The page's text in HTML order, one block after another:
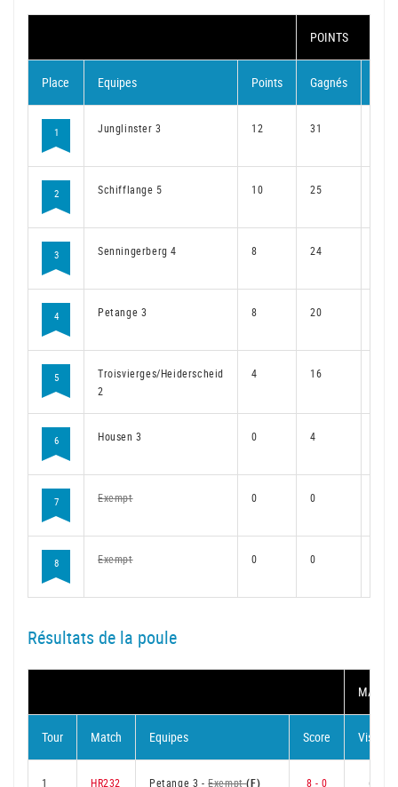
POINTS
Place Equipes Points Gagnés
1 Junglinster 3 12 31
2 Schifflange 5 10 25
3 Senningerberg 4 8 24
4 Petange 3 8 20
5
Troisvierges/Heiderscheid
2
4 16
6 Housen 3 0 4
7 Exempt 0 0
8 Exempt 0 0
Résultats de la poule
MATCH
Tour Match Equipes Score Visité
1 HR232 Petange 3 -Exempt(F) 8 - 0 6